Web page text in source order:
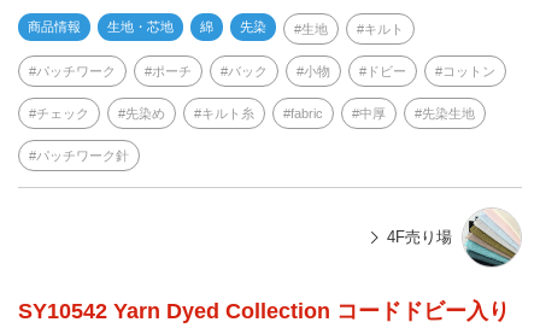
商品情報 生地・芯地 綿 先染 生地 キルト
パッチワーク ポーチ バック 小物 ドビー コットン
チェック 先染め キルト糸 fabric 中厚 先染生地
パッチワーク針
4F売り場
SY10542 Yarn Dyed Collection コードドビー入り